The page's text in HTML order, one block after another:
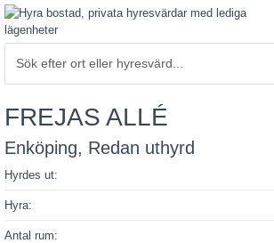
FREJAS ALLÉ
Enköping, Redan uthyrd
Hyrdes ut:
Hyra:
Antal rum: